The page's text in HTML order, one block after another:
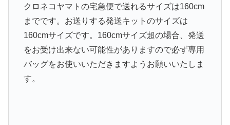
クロネコヤマトの宅急便で送れるサイズは160cm
までです。お送りする発送キットのサイズは
160cmサイズです。160cmサイズ超の場合、発送
をお受け出来ない可能性がありますので必ず専用
バッグをお使いいただきますようお願いいたしま
す。